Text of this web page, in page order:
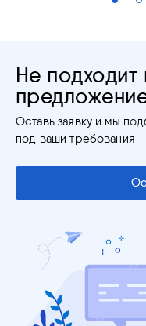
Не подходит
Оставь заявку и мы
под ваши требования